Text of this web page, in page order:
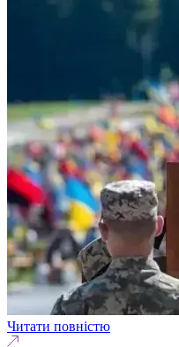
Читати повністю